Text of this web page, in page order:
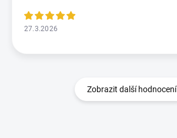
27.3.2026
Zobrazit další hodnocení